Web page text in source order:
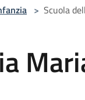
> Scuola